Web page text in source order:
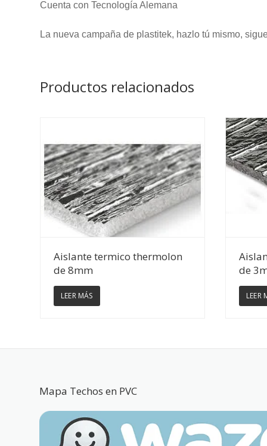
Cuenta con Tecnología Alemana
La nueva campaña de plastitek, hazlo tú mismo,
Productos relacionados
Ver Detalles
Aislante termico thermolon
de 8mm
LEER MÁS
de
LEER
Mapa Techos en PVC